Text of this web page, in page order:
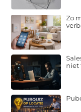
Zo
niet